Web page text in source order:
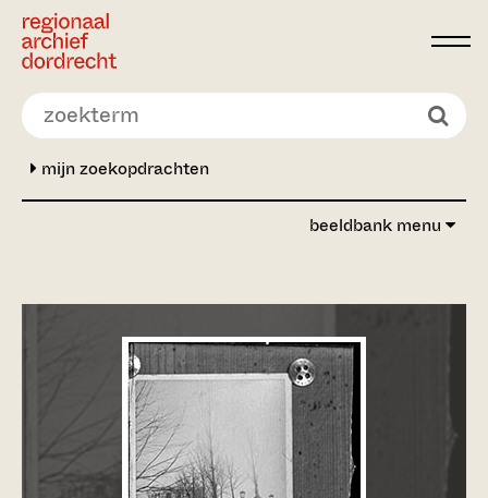
Ga direct naar de inhoud
mijn zoekopdrachten
beeldbank menu